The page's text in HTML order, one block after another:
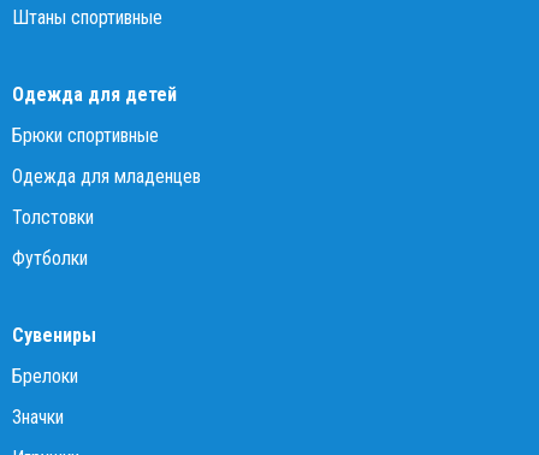
Штаны спортивные
Одежда для детей
Брюки спортивные
Одежда для младенцев
Толстовки
Футболки
Сувениры
Брелоки
Значки